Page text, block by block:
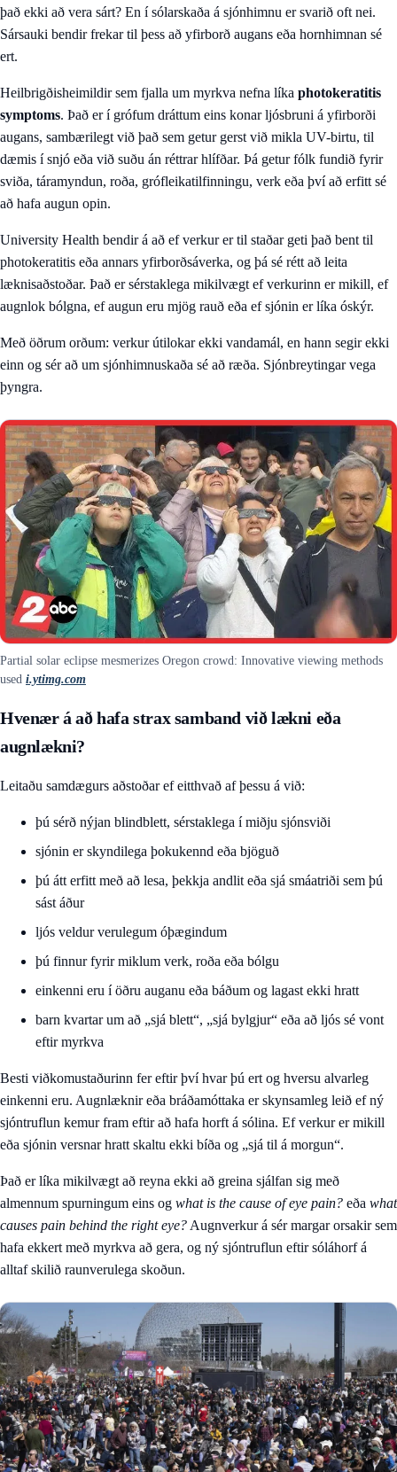
það ekki að vera sárt? En í sólarskaða á sjónhimnu er svarið oft nei.
Sársauki bendir frekar til þess að yfirborð augans eða hornhimnan sé
ert.
Heilbrigðisheimildir sem fjalla um myrkva nefna líka photokeratitis
symptoms. Það er í grófum dráttum eins konar ljósbruni á yfirborði
augans, sambærilegt við það sem getur gerst við mikla UV-birtu, til
dæmis í snjó eða við suðu án réttrar hlífðar. Þá getur fólk fundið fyrir
sviða, táramyndun, roða, grófleikatilfinningu, verk eða því að erfitt sé
að hafa augun opin.
University Health bendir á að ef verkur er til staðar geti það bent til
photokeratitis eða annars yfirborðsáverka, og þá sé rétt að leita
læknisaðstoðar. Það er sérstaklega mikilvægt ef verkurinn er mikill, ef
augnlok bólgna, ef augun eru mjög rauð eða ef sjónin er líka óskýr.
Með öðrum orðum: verkur útilokar ekki vandamál, en hann segir ekki
einn og sér að um sjónhimnuskaða sé að ræða. Sjónbreytingar vega
þyngra.
Partial solar eclipse mesmerizes Oregon crowd: Innovative viewing methods
used i.ytimg.com
Hvenær á að hafa strax samband við lækni eða
augnlækni?
Leitaðu samdægurs aðstoðar ef eitthvað af þessu á við:
þú sérð nýjan blindblett, sérstaklega í miðju sjónsviði
sjónin er skyndilega þokukennd eða bjöguð
þú átt erfitt með að lesa, þekkja andlit eða sjá smáatriði sem þú
sást áður
ljós veldur verulegum óþægindum
þú finnur fyrir miklum verk, roða eða bólgu
einkenni eru í öðru auganu eða báðum og lagast ekki hratt
barn kvartar um að „sjá blett“, „sjá bylgjur“ eða að ljós sé vont
eftir myrkva
Besti viðkomustaðurinn fer eftir því hvar þú ert og hversu alvarleg
einkenni eru. Augnlæknir eða bráðamóttaka er skynsamleg leið ef ný
sjóntruflun kemur fram eftir að hafa horft á sólina. Ef verkur er mikill
eða sjónin versnar hratt skaltu ekki bíða og „sjá til á morgun“.
Það er líka mikilvægt að reyna ekki að greina sjálfan sig með
almennum spurningum eins og what is the cause of eye pain? eða what
causes pain behind the right eye? Augnverkur á sér margar orsakir sem
hafa ekkert með myrkva að gera, og ný sjóntruflun eftir sóláhorf á
alltaf skilið raunverulega skoðun.